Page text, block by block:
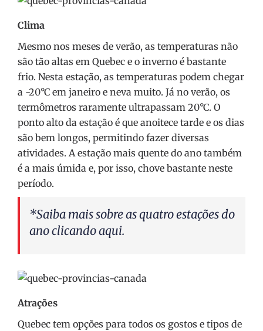
Clima
Mesmo nos meses de verão, as temperaturas não
são tão altas em Quebec e o inverno é bastante
frio. Nesta estação, as temperaturas podem chegar
a -20°C em janeiro e neva muito. Já no verão, os
termômetros raramente ultrapassam 20°C. O
ponto alto da estação é que anoitece tarde e os dias
são bem longos, permitindo fazer diversas
atividades. A estação mais quente do ano também
é a mais úmida e, por isso, chove bastante neste
período.
*Saiba mais sobre as quatro estações do
ano clicandoaqui.
Atrações
Quebec tem opções para todos os gostos e tipos de